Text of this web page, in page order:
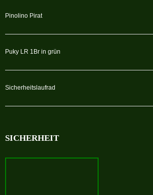
Pinolino Pirat
Puky LR 1Br in grün
Sicherheitslaufrad
SICHERHEIT